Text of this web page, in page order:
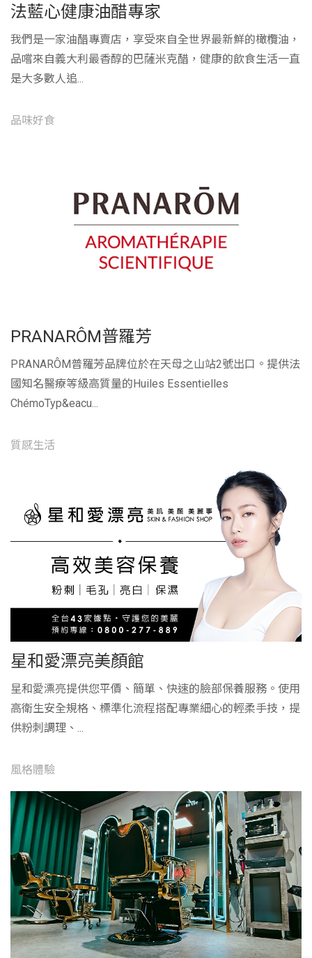
法藍心健康油醋專家
我們是一家油醋專賣店，享受來自全世界最新鮮的橄欖油，
品嚐來自義大利最香醇的巴薩米克醋，健康的飲食生活一直
是大多數人追...
品味好食
PRANARÔM普羅芳
PRANARÔM普羅芳品牌位於在天母之山站2號出口。提供法
國知名醫療等級高質量的Huiles Essentielles
ChémoTyp&eacu...
質感生活
星和愛漂亮美顏館
星和愛漂亮提供您平價、簡單、快速的臉部保養服務。使用
高衛生安全規格、標準化流程搭配專業細心的輕柔手技，提
供粉刺調理、...
風格體驗